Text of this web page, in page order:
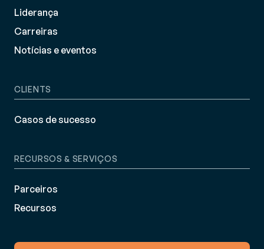
Liderança
Carreiras
Notícias e eventos
CLIENTS
Casos de sucesso
RECURSOS & SERVIÇOS
Parceiros
Recursos